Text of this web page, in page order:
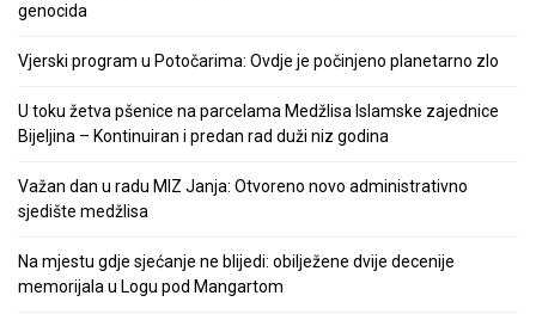
genocida
Vjerski program u Potočarima: Ovdje je počinjeno planetarno zlo
U toku žetva pšenice na parcelama Medžlisa Islamske zajednice
Bijeljina – Kontinuiran i predan rad duži niz godina
Važan dan u radu MIZ Janja: Otvoreno novo administrativno
sjedište medžlisa
Na mjestu gdje sjećanje ne blijedi: obilježene dvije decenije
memorijala u Logu pod Mangartom